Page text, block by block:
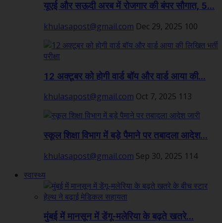
यूएई और सऊदी अरब में रोजगार की बंपर सौगात, 5...
khulasapost@gmail.com Dec 29, 2025 100
12 अक्टूबर को होगी वार्ड बॉय और वार्ड आया की...
khulasapost@gmail.com Oct 7, 2025 113
स्कूल शिक्षा विभाग में बड़े पैमाने पर तबादला आदेश...
khulasapost@gmail.com Sep 30, 2025 114
स्वास्थ्य
मुंबई में मानसून में डेंगू-मलेरिया के बढ़ते खतरे...